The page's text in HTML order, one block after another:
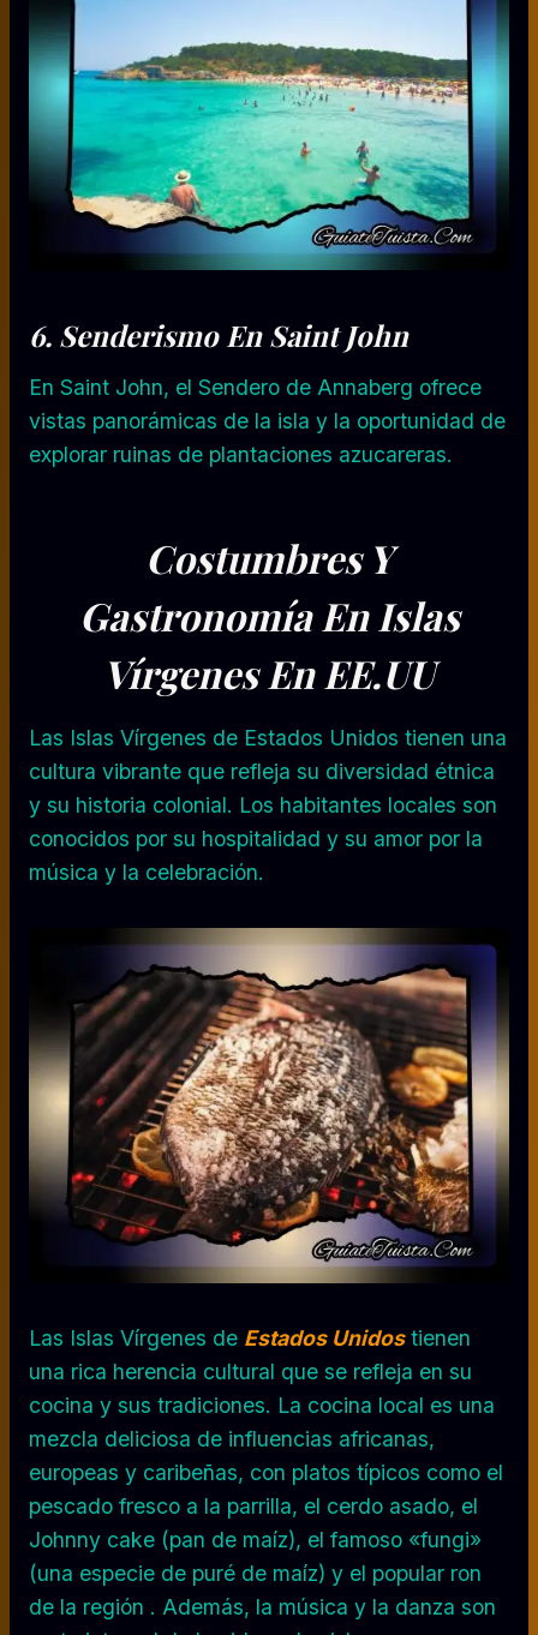
6. SenderismoEn Saint John
En Saint John, el Sendero de Annaberg ofrece
vistas panorámicas de la isla y la oportunidad de
explorar ruinas de plantaciones azucareras.
Costumbres Y
Gastronomía En Islas
Vírgenes En EE.UU
Las Islas Vírgenes de Estados Unidos tienen una
cultura vibrante que refleja su diversidad étnica
y su historia colonial. Los habitantes locales son
conocidos por su hospitalidad y su amor por la
música y la celebración.
Las Islas Vírgenes de Estados Unidostienen
una rica herencia cultural que se refleja en su
cocina y sus tradiciones. La cocina local es una
mezcla deliciosa de influencias africanas,
europeas y caribeñas, con platos típicos como el
pescado fresco a la parrilla, el cerdo asado, el
Johnny cake (pan de maíz), el famoso «fungi»
(una especie de puré de maíz) y el popular ron
de la región . Además, la música y la danza son